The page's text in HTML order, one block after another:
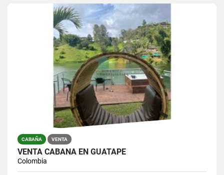
CABAÑA VENTA
VENTA CABAÑA EN GUATAPE
Colombia